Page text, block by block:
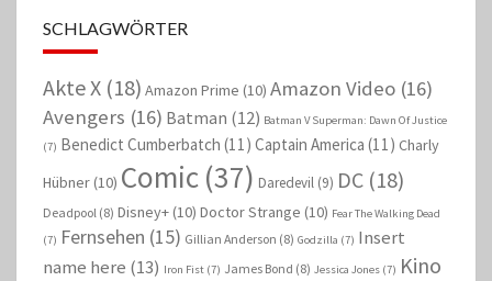
SCHLAGWÖRTER
Akte X (18) Amazon Prime (10) Amazon Video (16)
Avengers (16) Batman (12) Batman V Superman: Dawn Of Justice
(7) Benedict Cumberbatch (11) Captain America (11) Charly
Hübner (10) Comic (37) Daredevil (9) DC (18)
Deadpool (8) Disney+ (10) Doctor Strange (10) Fear The Walking Dead
(7) Fernsehen (15) Gillian Anderson (8) Godzilla (7) Insert
name here (13) Iron Fist (7) James Bond (8) Jessica Jones (7) Kino